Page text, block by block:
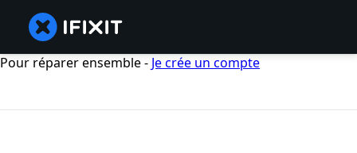
Pour réparer ensemble - Je crée un compte